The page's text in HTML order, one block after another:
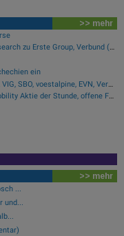
>> mehr
PIR-News zu Kontron, Frequentis, Porr, BKS, Research zu Erste Group, Verbund (Christine Petzwinkler)
ein
ATX TR-Frühmover: Lenzing, Erste Group, AT&S, VIG, SBO, voestalpine, EVN, Verbund, Andritz und Strabag
Wiener Börse Party #1215: ATX fester, Bajaj Mobility Aktie der Stunde, offene Fragen bei Fitgroup
>> mehr
...
und...